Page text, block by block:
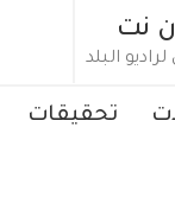
نت
البلد
تحقيقات